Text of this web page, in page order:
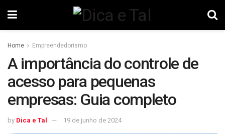
Home Empreendedorismo
A importância do controle de
acesso para pequenas
empresas: Guia completo
by Dica e Tal 19 de junho de 2024